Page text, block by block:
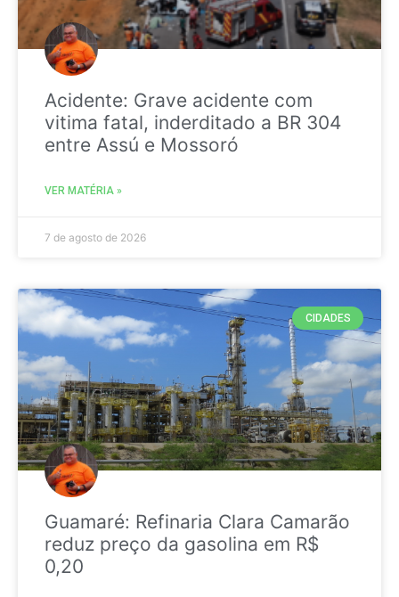
Acidente: Grave acidente com
vitima fatal, inderditado a BR 304
entre Assú e Mossoró
VER MATÉRIA »
7 de agosto de 2026
CIDADES
Guamaré: Refinaria Clara Camarão
reduz preço da gasolina em R$
0,20